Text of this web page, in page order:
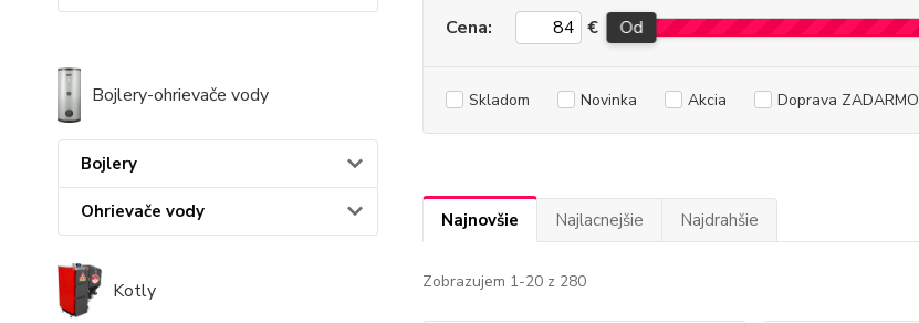
Bojlery-ohrievače vody
Bojlery
Ohrievače vody
Kotly
Cena: € Od
Skladom Novinka Akcia Doprava ZADARMO
Najnovšie Najlacnejšie Najdrahšie
Zobrazujem 1-20 z 280